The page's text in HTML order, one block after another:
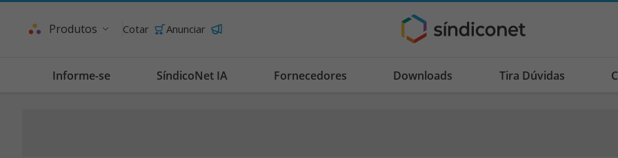
Produtos Cotar Anunciar
Informe-se SíndicoNet IA Fornecedores Downloads Tira Dúvidas